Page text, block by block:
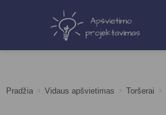
Pradžia > Vidaus apšvietimas > Toršerai >